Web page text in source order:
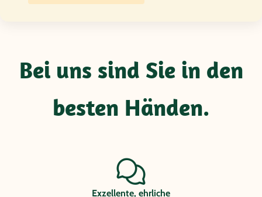
Bei uns sind Sie in den
besten Händen.
Exzellente, ehrliche